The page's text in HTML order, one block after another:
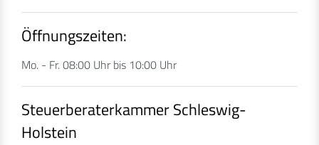
Öffnungszeiten:
Mo. - Fr. 08:00 Uhr bis 10:00 Uhr
Steuerberaterkammer Schleswig-
Holstein